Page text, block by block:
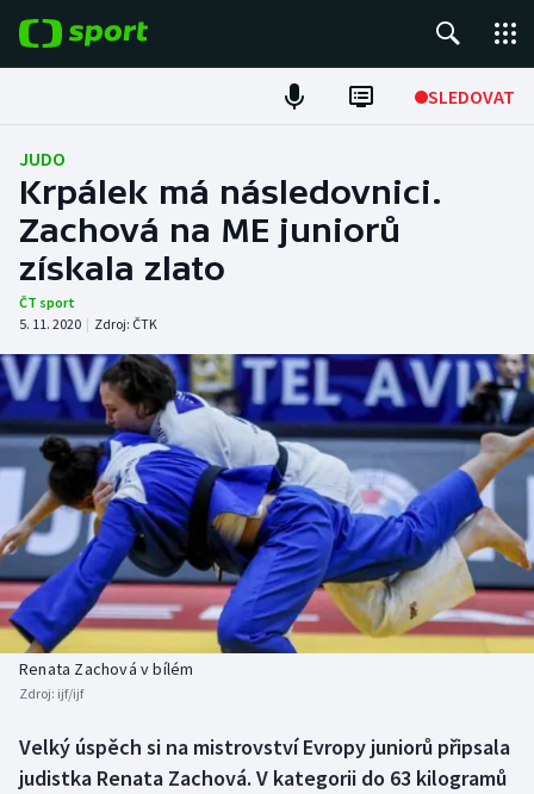
SLEDOVAT
Fotbal
Hokej
Tenis
Atletika
Cyklistika
DALŠÍ SPORTY
Americký fotbal
Baseball a softbal
Basketbal
Biatlon
Box
NEPŘEHLÉDNĚTE
Soutěže
Historické návraty
Aplikace ČT sport
JUDO
Krpálek má následovnici.
Zachová na ME juniorů
získala zlato
ČT sport
5. 11. 2020 | Zdroj: ČTK
Renata Zachová v bílém
Zdroj: ijf/ijf
Velký úspěch si na mistrovství Evropy juniorů připsala
judistka Renata Zachová. V kategorii do 63 kilogramů